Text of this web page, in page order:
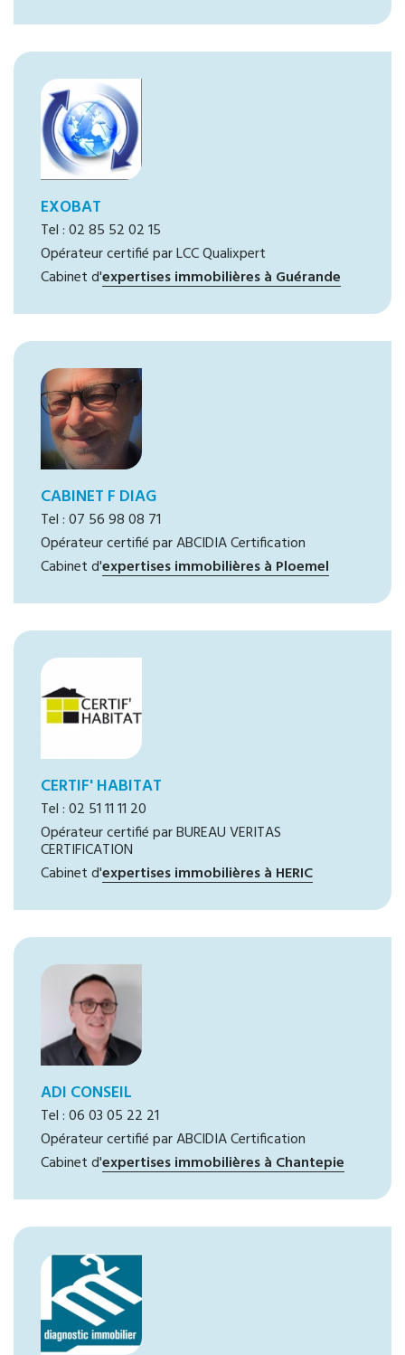
EXOBAT
Tel : 02 85 52 02 15
Opérateur certifié par LCC Qualixpert
Cabinet d'expertises immobilières à Guérande
CABINET F DIAG
Tel : 07 56 98 08 71
Opérateur certifié par ABCIDIA Certification
Cabinet d'expertises immobilières à Ploemel
CERTIF' HABITAT
Tel : 02 51 11 11 20
Opérateur certifié par BUREAU VERITAS
CERTIFICATION
Cabinet d'expertises immobilières à HERIC
ADI CONSEIL
Tel : 06 03 05 22 21
Opérateur certifié par ABCIDIA Certification
Cabinet d'expertises immobilières à Chantepie